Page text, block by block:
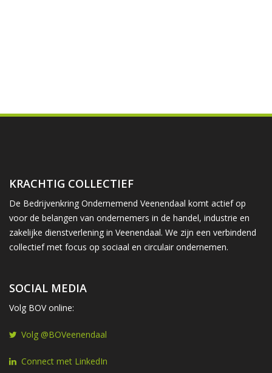
KRACHTIG COLLECTIEF
De Bedrijvenkring Ondernemend Veenendaal komt actief op
voor de belangen van ondernemers in de handel, industrie en
zakelijke dienstverlening in Veenendaal. We zijn een verbindend
collectief met focus op sociaal en circulair ondernemen.
SOCIAL MEDIA
Volg BOV online:
Volg @BOVeenendaal
Connect met LinkedIn